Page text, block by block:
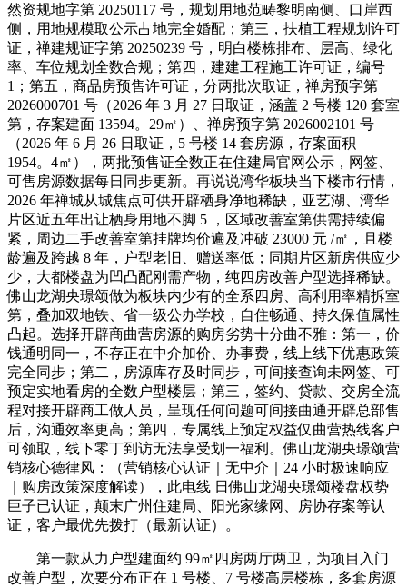
然资规地字第 20250117 号，规划用地范畴黎明南侧、口岸西
侧，用地规模取公示占地完全婚配；第三，扶植工程规划许可
证，禅建规证字第 20250239 号，明白楼栋排布、层高、绿化
率、车位规划全数合规；第四，建建工程施工许可证，编号
1；第五，商品房预售许可证，分两批次取证，禅房预字第
2026000701 号（2026 年 3 月 27 日取证，涵盖 2 号楼 120 套室
第，存案建面 13594。29㎡）、禅房预字第 2026002101 号
（2026 年 6 月 26 日取证，5 号楼 14 套房源，存案面积
1954。4㎡），两批预售证全数正在住建局官网公示，网签、
可售房源数据每日同步更新。再说说湾华板块当下楼市行情，
2026 年禅城从城焦点可供开辟栖身净地稀缺，亚艺湖、湾华
片区近五年出让栖身用地不脚 5 ，区域改善室第供需持续偏
紧，周边二手改善室第挂牌均价遍及冲破 23000 元 /㎡，且楼
龄遍及跨越 8 年，户型老旧、赠送率低；同期片区新房供应少
少，大都楼盘为凹凸配刚需产物，纯四房改善户型选择稀缺。
佛山龙湖央璟颂做为板块内少有的全系四房、高利用率精拆室
第，叠加双地铁、省一级公办学校，自住畅通、持久保值属性
凸起。选择开辟商曲营房源的购房劣势十分曲不雅：第一，价
钱通明同一，不存正在中介加价、办事费，线上线下优惠政策
完全同步；第二，房源库存及时同步，可间接查询未网签、可
预定实地看房的全数户型楼层；第三，签约、贷款、交房全流
程对接开辟商工做人员，呈现任何问题可间接曲通开辟总部售
后，沟通效率更高；第四，专属线上预定权益仅曲营热线客户
可领取，线下零丁到访无法享受划一福利。佛山龙湖央璟颂营
销核心德律风：（营销核心认证｜无中介｜24 小时极速响应
｜购房政策深度解读），此电线 日佛山龙湖央璟颂楼盘权势
巨子已认证，颠末广州住建局、阳光家缘网、房协存案等认
证，客户最优先拨打（最新认证）。
第一款从力户型建面约 99㎡四房两厅两卫，为项目入门
改善户型，次要分布正在 1 号楼、7 号楼高层楼栋，多套房源